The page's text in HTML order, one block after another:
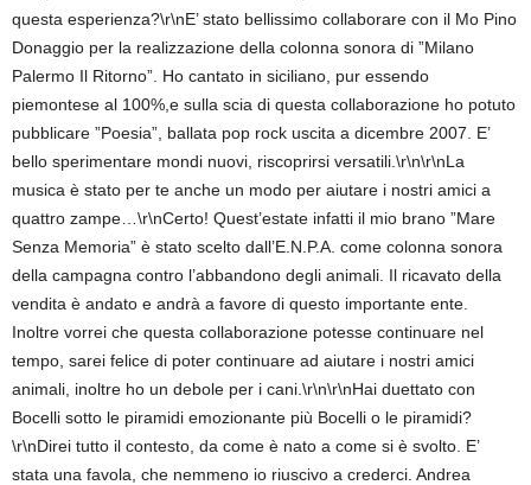
questa esperienza?\r\nE’ stato bellissimo collaborare con il Mo Pino
Donaggio per la realizzazione della colonna sonora di ”Milano
Palermo Il Ritorno”. Ho cantato in siciliano, pur essendo
piemontese al 100%,e sulla scia di questa collaborazione ho potuto
pubblicare ”Poesia”, ballata pop rock uscita a dicembre 2007. E’
bello sperimentare mondi nuovi, riscoprirsi versatili.\r\n\r\nLa
musica è stato per te anche un modo per aiutare i nostri amici a
quattro zampe…\r\nCerto! Quest’estate infatti il mio brano ”Mare
Senza Memoria” è stato scelto dall’E.N.P.A. come colonna sonora
della campagna contro l’abbandono degli animali. Il ricavato della
vendita è andato e andrà a favore di questo importante ente.
Inoltre vorrei che questa collaborazione potesse continuare nel
tempo, sarei felice di poter continuare ad aiutare i nostri amici
animali, inoltre ho un debole per i cani.\r\n\r\nHai duettato con
Bocelli sotto le piramidi emozionante più Bocelli o le piramidi?
\r\nDirei tutto il contesto, da come è nato a come si è svolto. E’
stata una favola, che nemmeno io riuscivo a crederci. Andrea